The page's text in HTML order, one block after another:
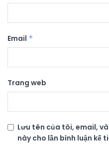
Email *
Trang web
Lưu tên của tôi, email,
này cho lần bình luận kế